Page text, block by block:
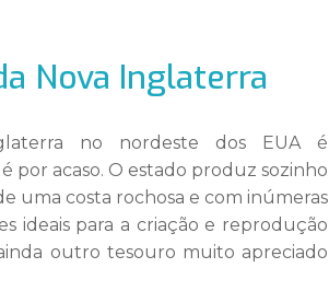
Nova Inglaterra
no nordeste dos EUA é
por acaso. O estado produz sozinho
uma costa rochosa e com inúmeras
ideais para a criação e reprodução
outro tesouro muito apreciado